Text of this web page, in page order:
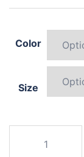
Color
Size
magical-